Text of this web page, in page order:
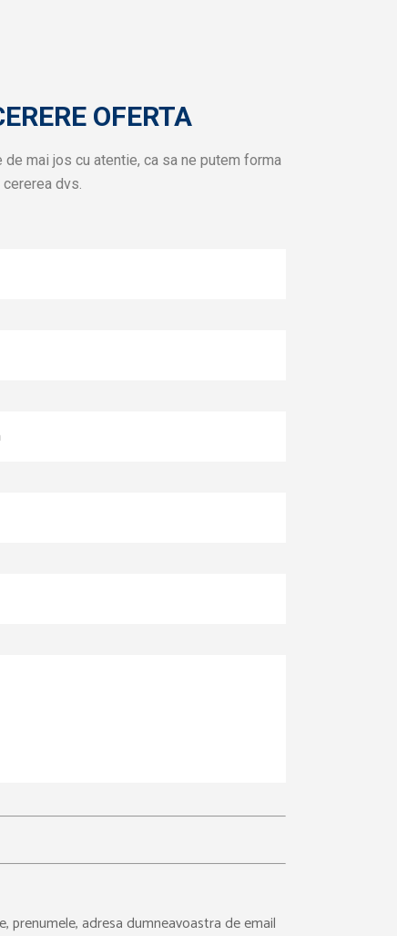
OFERTA
mai jos cu atentie, ca sa ne putem forma
dvs.
prenumele, adresa dumneavoastra de email